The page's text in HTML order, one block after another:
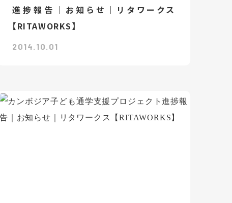
進捗報告｜お知らせ｜リタワークス
【RITAWORKS】
2014.10.01